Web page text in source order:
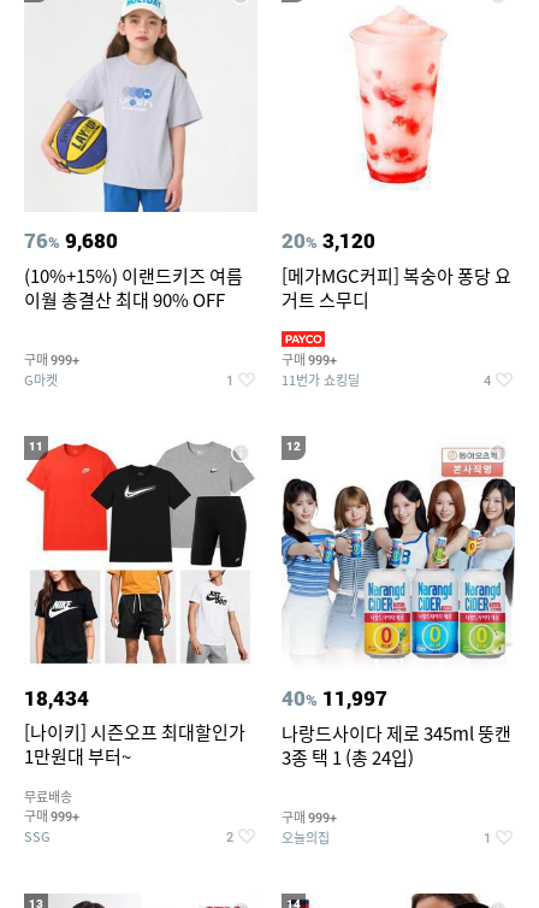
76% 9,680
(10%+15%) 이랜드키즈 여름
이월 총결산 최대 90% OFF
구매 999+
G마켓 1
20% 3,120
[메가MGC커피] 복숭아 퐁당 요
거트 스무디
구매 999+
11번가 쇼킹딜 4
11
18,434
[나이키] 시즌오프 최대할인가
1만원대 부터~
무료배송
구매 999+
SSG 2
12
40% 11,997
나랑드사이다 제로 345ml 뚱캔
3종 택 1 (총 24입)
구매 999+
오늘의집 1
13 14